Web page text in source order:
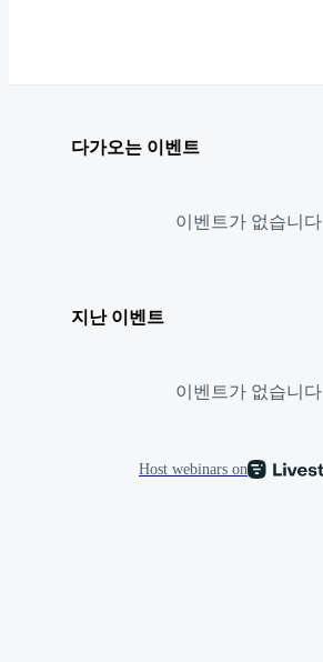
다가오는 이벤트
이벤트가 없습니다
지난 이벤트
이벤트가 없습니다
Host webinars on